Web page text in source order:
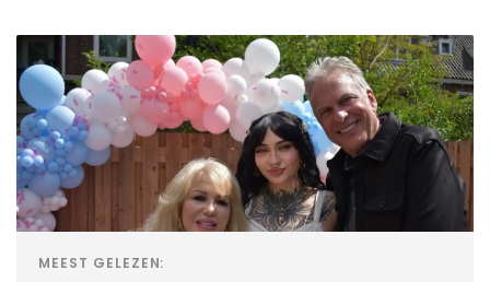
MEEST GELEZEN: